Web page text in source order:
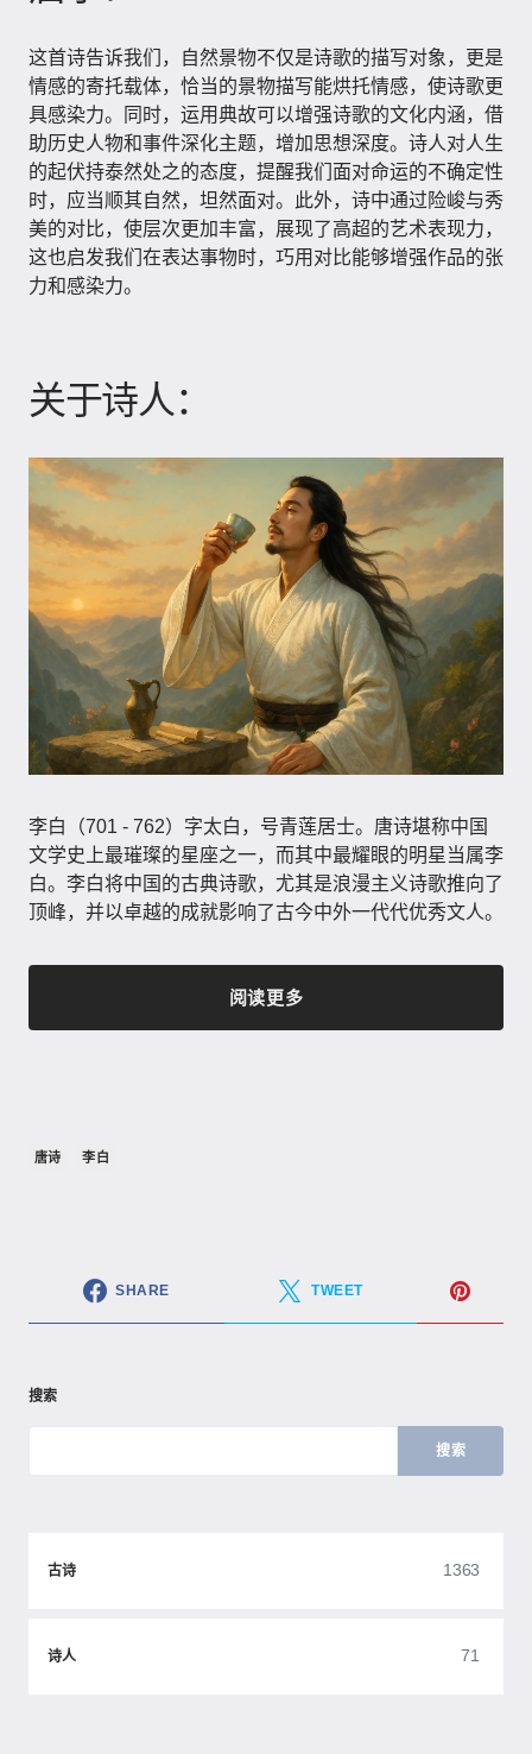
这首诗告诉我们，自然景物不仅是诗歌的描写对象，更是
情感的寄托载体，恰当的景物描写能烘托情感，使诗歌更
具感染力。同时，运用典故可以增强诗歌的文化内涵，借
助历史人物和事件深化主题，增加思想深度。诗人对人生
的起伏持泰然处之的态度，提醒我们面对命运的不确定性
时，应当顺其自然，坦然面对。此外，诗中通过险峻与秀
美的对比，使层次更加丰富，展现了高超的艺术表现力，
这也启发我们在表达事物时，巧用对比能够增强作品的张
力和感染力。
关于诗人：
李白（701 - 762）字太白，号青莲居士。唐诗堪称中国
文学史上最璀璨的星座之一，而其中最耀眼的明星当属李
白。李白将中国的古典诗歌，尤其是浪漫主义诗歌推向了
顶峰，并以卓越的成就影响了古今中外一代代优秀文人。
阅读更多
唐诗 李白
SHARE TWEET
搜索
搜索
古诗 1363
诗人 71